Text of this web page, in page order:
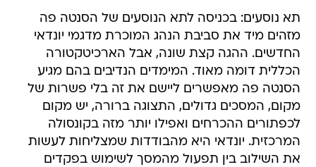
תא נוסעים: בכניסה לתא הנוסעים של הסנטה פה
מזהים מיד את סביבת הנהג המוכרת מדגמי יונדאי
החדשים. ההגה קצת שונה, אבל הארכיטקטורה
הכללית דומה מאוד. המימדים הנדיבים בהם מגיע
הסנטה פה מאפשרים ליישם את זה בלי פשרות של
מקום, המסכים גדולים, התצוגה ברורה, יש מקום
לכפתורים ההכרחים ואפילו יותר מזה בקונסולה
המרכזית. יונדאי היא מהבודדות שמצליחות לעשות
את השילוב בין תפעול מהמסך לשימוש בפקדים